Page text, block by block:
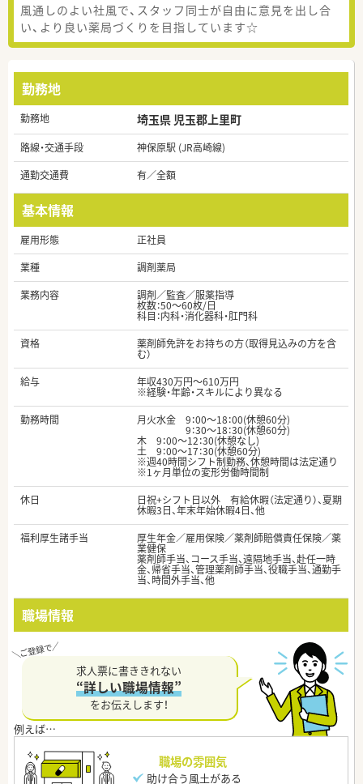
風通しのよい社風で、スタッフ同士が自由に意見を出し合
い、より良い薬局づくりを目指しています☆
勤務地
勤務地 埼玉県 児玉郡上里町
路線・交通手段
神保原駅 (JR高崎線)
通勤交通費
有／全額
基本情報
雇用形態
正社員
業種
調剤薬局
業務内容
調剤／監査／服薬指導
枚数：50～60枚/日
科目：内科・消化器科・肛門科
資格
薬剤師免許をお持ちの方（取得見込みの方を含
む）
給与
年収430万円～610万円
※経験・年齢・スキルにより異なる
勤務時間
月火水金 9：00～18：00(休憩60分)
9：30～18：30(休憩60分)
木 9：00～12：30(休憩なし)
土 9：00～17：30(休憩60分)
※週40時間シフト制勤務、休憩時間は法定通り
※1ヶ月単位の変形労働時間制
休日
日祝+シフト日以外 有給休暇（法定通り）、夏期
休暇3日、年末年始休暇4日、他
福利厚生諸手当
厚生年金／雇用保険／薬剤師賠償責任保険／薬
業健保
薬剤師手当、コース手当、遠隔地手当、赴任一時
金、帰省手当、管理薬剤師手当、役職手当、通勤手
当、時間外手当、他
職場情報
求人票に書ききれない
“詳しい職場情報”
をお伝えします！
職場の雰囲気
助け合う風土がある